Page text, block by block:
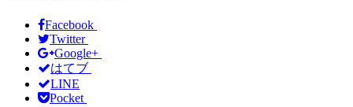
Facebook
Twitter
Google+
はてブ
LINE
Pocket